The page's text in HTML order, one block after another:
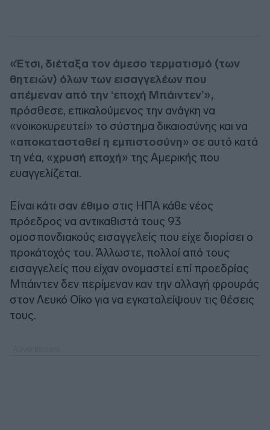
«Έτσι, διέταξα τον άμεσο τερματισμό (των
θητειών) όλων των εισαγγελέων που
απέμεναν από την ‘εποχή Μπάιντεν’»,
πρόσθεσε, επικαλούμενος την ανάγκη να
«νοικοκυρευτεί» το σύστημα δικαιοσύνης και να
«αποκατασταθεί η εμπιστοσύνη» σε αυτό κατά
τη νέα, «χρυσή εποχή» της Αμερικής που
ευαγγελίζεται.
Είναι κάτι σαν έθιμο στις ΗΠΑ κάθε νέος
πρόεδρος να αντικαθιστά τους 93
ομοσπονδιακούς εισαγγελείς που είχε διορίσει ο
προκάτοχός του. Άλλωστε, πολλοί από τους
εισαγγελείς που είχαν ονομαστεί επί προεδρίας
Μπάιντεν δεν περίμεναν καν την αλλαγή φρουράς
στον Λευκό Οίκο για να εγκαταλείψουν τις θέσεις
τους.